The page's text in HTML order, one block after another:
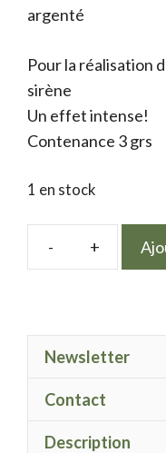
était :
argenté
Pour la réalisation
sirène
Un effet intense!
Contenance 3 grs
1 en stock
Spark
Black
Newsletter
Contact
Description